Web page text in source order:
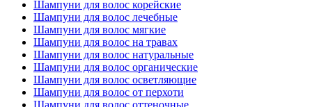
Шампуни для волос корейские
Шампуни для волос лечебные
Шампуни для волос мягкие
Шампуни для волос на травах
Шампуни для волос натуральные
Шампуни для волос органические
Шампуни для волос осветляющие
Шампуни для волос от перхоти
Шампуни для волос оттеночные